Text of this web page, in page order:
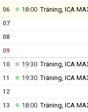
06
18:00Träning, ICA
07
08
09
10 19:30Träning, ICA
11
19:30Träning, ICA
12
13
18:00Träning, ICA